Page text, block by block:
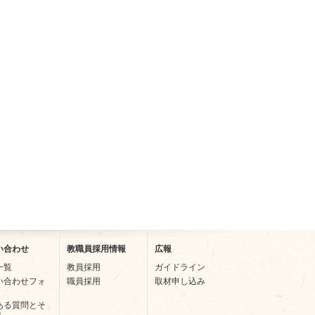
合わせ
覧
合わせフォ
る質問とそ
教職員採用情報
教員採用
職員採用
広報
ガイドライン
取材申し込み